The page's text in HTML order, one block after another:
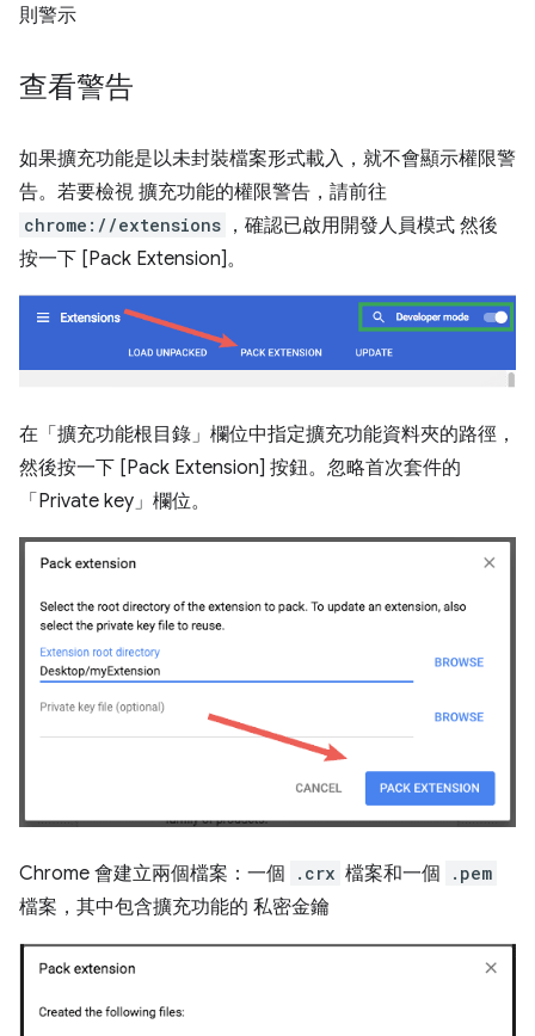
則警示
查看警告
如果擴充功能是以未封裝檔案形式載入，就不會顯示權限警
告。若要檢視 擴充功能的權限警告，請前往
chrome://extensions ，確認已啟用開發人員模式 然後
按一下 [Pack Extension]。
在「擴充功能根目錄」欄位中指定擴充功能資料夾的路徑，
然後按一下 [Pack Extension] 按鈕。忽略首次套件的
「Private key」 欄位。
Chrome 會建立兩個檔案：一個 .crx 檔案和一個 .pem
檔案，其中包含擴充功能的 私密金鑰